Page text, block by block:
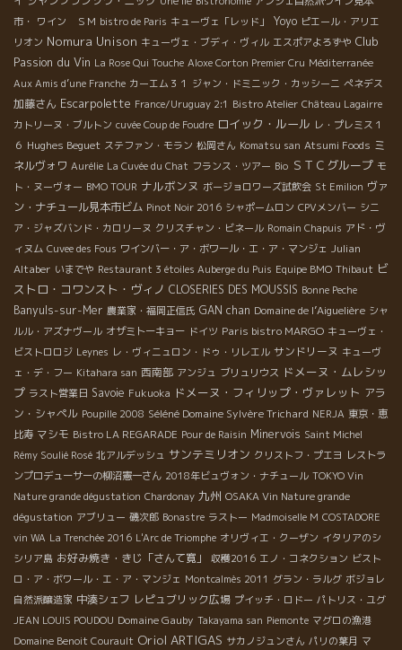
市・ ワイン ＳＭ bistro de Paris キューヴェ「レッド」 Yoyo ピエール・アリエ
リオン Nomura Unison キューヴェ・ブディ・ヴィル エスポアよろずや Club
Passion du Vin La Rose Qui Touche Aloxe Corton Premier Cru Méditerranée
Aux Amis d’une Franche カーエム３１ ジャン・ドミニック・カッシーニ ぺネデス
加藤さん Escarpolette France/Uruguay 2:1 Bistro Atelier Château Lagairre
カトリーヌ・ブルトン cuvée Coup de Foudre ロイック・ルール レ・プレミス１
６ Hughes Beguet ステファン・モラン 松岡さん Komatsu san Atsumi Foods ミ
ネルヴォワ Aurélie La Cuvée du Chat フランス・ツアー Bio ＳＴＣグループ モ
ト・ヌーヴォー BMO TOUR ナルボンヌ ボージョロワーズ試飲会 St Emilion ヴァ
ン・ナチュール見本市ビム Pinot Noir 2016 シャポームロン CPVメンバー シニ
ア・ジャズバンド・カロリーヌ クリスチャン・ビネール Romain Chapuis アド・ヴ
ィヌム Cuvee des Fous ワインバー・ア・ボワール・エ・ア・マンジェ Julian
Altaber いまでや Restaurant 3 étoiles Auberge du Puis Equipe BMO Thibaut ビ
ストロ・コワンスト・ヴィノ CLOSERIES DES MOUSSIS Bonne Peche
Banyuls-sur-Mer 農業家・福岡正信氏 GAN chan Domaine de l’Aiguelière シャ
ルル・アズナヴール オザミトーキョー ドイツ Paris bistro MARGO キューヴェ・
ビストロロジ Leynes レ・ヴィニュロン・ドゥ・リレエル サンドリーヌ キューヴ
ェ・デ・フー Kitahara san 西南部 アンジュ ブリュリウス ドメーヌ・ムレシッ
プ ラスト営業日 Savoie Fukuoka ドメーヌ・フィリップ・ヴァレット アラ
ン・シャペル Poupille 2008 Séléné Domaine Sylvère Trichard NERJA 東京・恵
比寿 マシモ Bistro LA REGARADE Pour de Raisin Minervois Saint Michel
Rémy Soulié Rosé 北アルデッシュ サンテミリオン クリストフ・プエヨ レストラ
ンプロデューサーの柳沼憲一さん 2018年ビュヴォン・ナチュール TOKYO Vin
Nature grande dégustation Chardonay 九州 OSAKA Vin Nature grande
dégustation アブリュー 磯次郎 Bonastre ラストー Madmoiselle M COSTADORE
vin WA La Trenchée 2016 L'Arc de Triomphe オリヴィエ・クーザン イタリアのシ
シリア島 お好み焼き・きじ「さんて寛」 収穫2016 エノ・コネクション ビスト
ロ・ア・ボワール・エ・ア・マンジェ Montcalmès 2011 グラン・ラルグ ボジョレ
自然派醸造家 中湊シェフ レピュブリック広場 プイッチ・ロドー パトリス・ユグ
JEAN LOUIS POUDOU Domaine Gauby Takayama san Piemonte マグロの漁港
Domaine Benoit Courault Oriol ARTIGAS サカノジュンさん パリの葉月 マ